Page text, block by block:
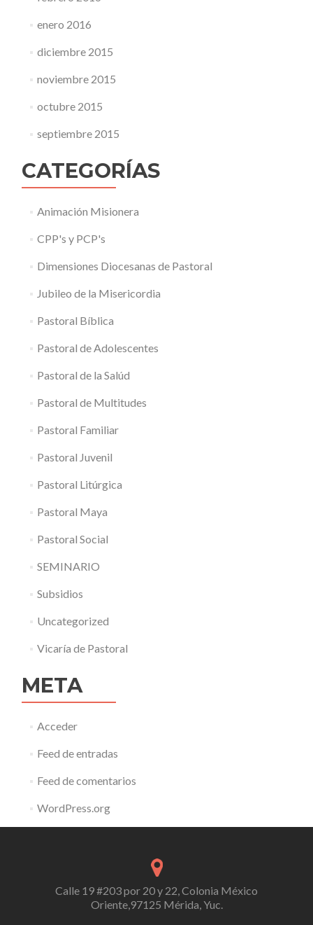
enero 2016
diciembre 2015
noviembre 2015
octubre 2015
septiembre 2015
CATEGORÍAS
Animación Misionera
CPP's y PCP's
Dimensiones Diocesanas de Pastoral
Jubileo de la Misericordia
Pastoral Bíblica
Pastoral de Adolescentes
Pastoral de la Salúd
Pastoral de Multitudes
Pastoral Familiar
Pastoral Juvenil
Pastoral Litúrgica
Pastoral Maya
Pastoral Social
SEMINARIO
Subsidios
Uncategorized
Vicaría de Pastoral
META
Acceder
Feed de entradas
Feed de comentarios
WordPress.org
Calle 19 #203 por 20 y 22, Colonia México
Oriente,97125 Mérida, Yuc.